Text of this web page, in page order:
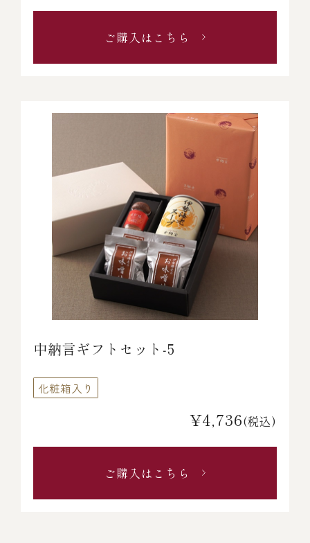
ご購入はこちら
中納言ギフトセット‐5
化粧箱入り
¥4,736(税込)
ご購入はこちら